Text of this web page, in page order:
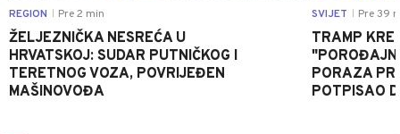
REGION Pre 2 min
ŽELJEZNIČKA NESREĆA U
HRVATSKOJ: SUDAR PUTNIČKOG I
TERETNOG VOZA, POVRIJEĐEN
MAŠINOVOĐA
SVIJET Pre 39
TRAMP
PORAZA
POTPISAO